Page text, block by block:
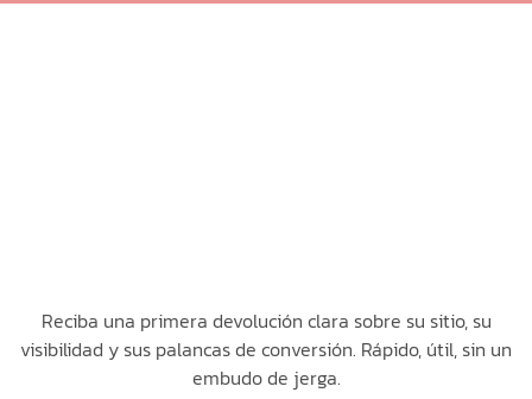
Reciba una primera devolución clara sobre su sitio, su
visibilidad y sus palancas de conversión. Rápido, útil, sin un
embudo de jerga.